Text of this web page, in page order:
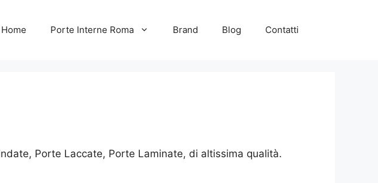
Home Porte Interne Roma Brand Blog Contatti
Porte Laccate, Porte Laminate, di altissima qualità.